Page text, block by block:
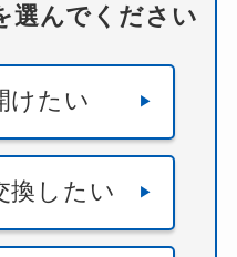
選んでください
けたい
換したい